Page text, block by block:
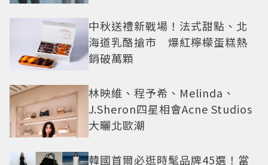
中秋送禮新戰場！法式甜點、北
海道乳酪搶市 爆紅檸檬蛋糕熱
銷破萬顆
林映維、程予希、Melinda、
J.Sheron四星相會Acne Studios
大曬北歐潮
韓國首爾必逛時髦品牌45選！當